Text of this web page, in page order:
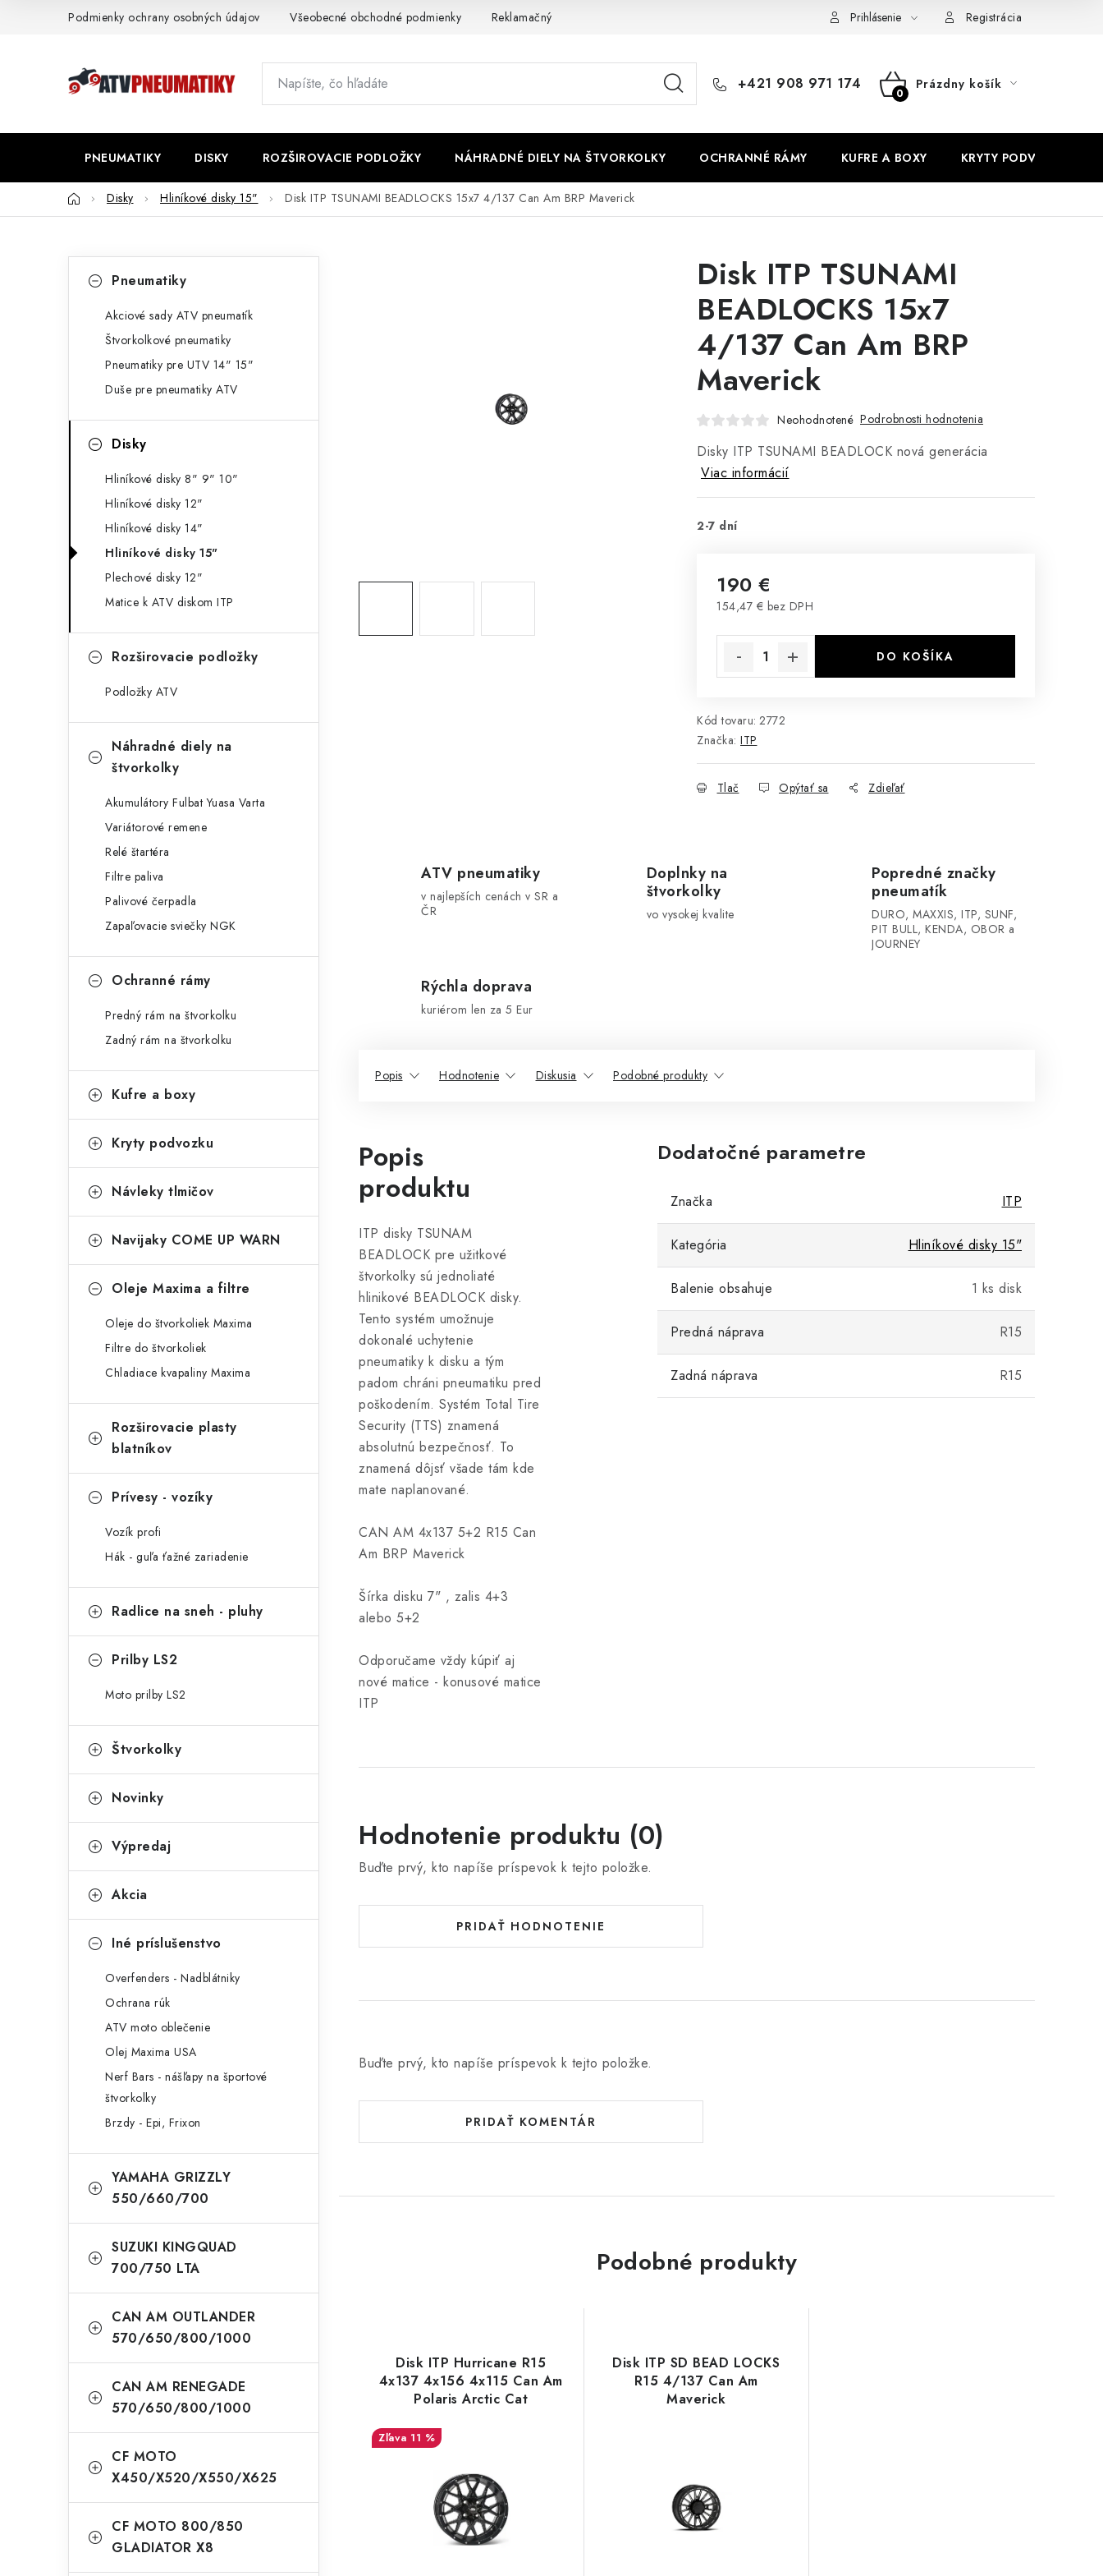
Podmienky ochrany osobných údajov Všeobecné obchodné podmienky Reklamačný poriadok - formulár Prihlásenie Registrácia
+421 908 971 174
NÁKUPNÝ
Prázdny košík
PNEUMATIKY DISKY ROZŠIROVACIE PODLOŽKY NÁHRADNÉ DIELY NA ŠTVORKOLKY OCHRANNÉ RÁMY KUFRE A BOXY KRYTY PODVOZKU
DomovDisky Hliníkové disky 15" Disk ITP TSUNAMI BEADLOCKS 15x7 4/137 Can Am BRP Maverick
p
l
kategóriePneumatiky
Akciové sady ATV pneumatík
Štvorkolkové pneumatiky
Pneumatiky pre UTV 14" 15"
Duše pre pneumatiky ATV
Disky
Hliníkové disky 8" 9" 10"
Hliníkové disky 12"
Hliníkové disky 14"
Hliníkové disky 15"
Plechové disky 12"
Matice k ATV diskom ITP
Rozširovacie podložky
Podložky ATV
Náhradné diely na
štvorkolky
Akumulátory Fulbat Yuasa Varta
Variátorové remene
Relé štartéra
Filtre paliva
Palivové čerpadla
Zapaľovacie sviečky NGK
Ochranné rámy
Predný rám na štvorkolku
Zadný rám na štvorkolku
Kufre a boxy
Kryty podvozku
Návleky tlmičov
Navijaky COME UP WARN
Oleje Maxima a filtre
Oleje do štvorkoliek Maxima
Filtre do štvorkoliek
Chladiace kvapaliny Maxima
Rozširovacie plasty
blatníkov
Prívesy - vozíky
Vozík profi
Hák - guľa ťažné zariadenie
Radlice na sneh - pluhy
Prilby LS2
Moto prilby LS2
Štvorkolky
Novinky
Výpredaj
Akcia
Iné príslušenstvo
Overfenders - Nadblátniky
Ochrana rúk
ATV moto oblečenie
Olej Maxima USA
Nerf Bars - nášľapy na športové
štvorkolky
Brzdy - Epi, Frixon
YAMAHA GRIZZLY
550/660/700
SUZUKI KINGQUAD
700/750 LTA
CAN AM OUTLANDER
570/650/800/1000
CAN AM RENEGADE
570/650/800/1000
CF MOTO
X450/X520/X550/X625
CF MOTO 800/850
GLADIATOR X8
Disk ITP TSUNAMI
BEADLOCKS 15x7
4/137 Can Am BRP
Maverick
Neohodnotené Podrobnosti hodnotenia
Disky ITP TSUNAMI BEADLOCK nová generácia
Viac informácií
2-7 dní
190 €
154,47 € bez DPH
DO KOŠÍKA
Kód tovaru: 2772
Značka: ITP
Tlač Opýtať sa Zdieľať
ATV pneumatiky
v najlepších cenách v SR a
ČR
Doplnky na
štvorkolky
vo vysokej kvalite
Popredné značky
pneumatík
DURO, MAXXIS, ITP, SUNF,
PIT BULL, KENDA, OBOR a
JOURNEY
Rýchla doprava
kuriérom len za 5 Eur
Popis Hodnotenie Diskusia Podobné produkty
Popis
produktu
ITP disky TSUNAM
BEADLOCK pre užitkové
štvorkolky sú jednoliaté
hlinikové BEADLOCK disky.
Tento systém umožnuje
dokonalé uchytenie
pneumatiky k disku a tým
padom chráni pneumatiku pred
poškodením. Systém Total Tire
Security (TTS) znamená
absolutnú bezpečnosť. To
znamená dôjsť všade tám kde
mate naplanované.
CAN AM 4x137 5+2 R15 Can
Am BRP Maverick
Šírka disku 7" , zalis 4+3
alebo 5+2
Odporučame vždy kúpiť aj
nové matice - konusové matice
ITP
Dodatočné parametre
Značka ITP
Kategória Hliníkové disky 15"
Balenie obsahuje 1 ks disk
Predná náprava R15
Zadná náprava R15
Hodnotenie produktu (0)
Buďte prvý, kto napíše príspevok k tejto položke.
PRIDAŤ HODNOTENIE
Buďte prvý, kto napíše príspevok k tejto položke.
PRIDAŤ KOMENTÁR
Podobné produkty
Disk ITP Hurricane R15
4x137 4x156 4x115 Can Am
Polaris Arctic Cat
11 %
Disk ITP SD BEAD LOCKS
R15 4/137 Can Am
Maverick